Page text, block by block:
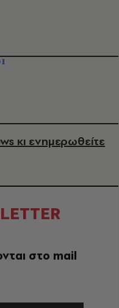
κι ενημερωθείτε
στο mail